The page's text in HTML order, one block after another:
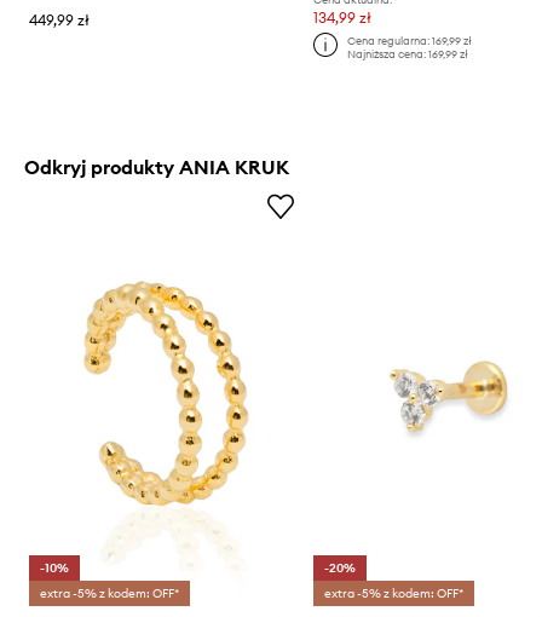
449,99 zł
134,99 zł
Cena regularna: 169,99 zł
Najniższa cena: 169,99 zł
Odkryj produkty ANIA KRUK
-10%
extra -5% z kodem: OFF*
-20%
extra -5% z kodem: OFF*